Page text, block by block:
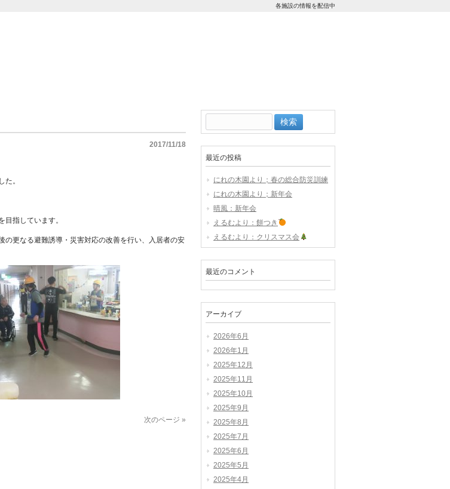
各施設の情報を配信中
2017/11/18
た。
指しています。
更なる避難誘導・災害対応の改善を行い、入居者の安
次のページ »
索:
最近の投稿
にれの木園より；春の総合防災訓練
にれの木園より；新年会
晴風：新年会
えるむより：餅つき
えるむより：クリスマス会
最近のコメント
アーカイブ
2026年6月
2026年1月
2025年12月
2025年11月
2025年10月
2025年9月
2025年8月
2025年7月
2025年6月
2025年5月
2025年4月